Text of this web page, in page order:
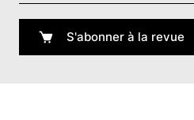
S'abonner à la revue